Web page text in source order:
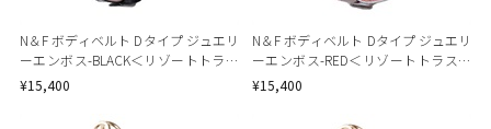
N＆F ボディベルト Dタイプ ジュエリ
ーエンボス-BLACK＜リゾートトラス
トセレクション＞
¥15,400
N＆F ボディベルト Dタイプ ジュエリ
ーエンボス-RED＜リゾートトラスト
セレクション＞
¥15,400